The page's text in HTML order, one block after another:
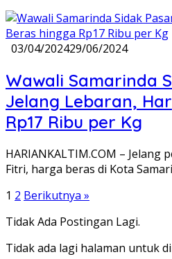
03/04/202429/06/2024
Wawali Samarinda
Jelang Lebaran,
Rp17 Ribu per Kg
HARIANKALTIM.COM – Jelang
Fitri, harga beras di Kota
Paginasi
pos
1 2 Berikutnya »
Tidak Ada Postingan Lagi.
Tidak ada lagi halaman untuk